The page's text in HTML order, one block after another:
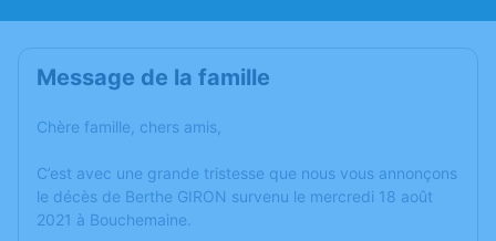
Message de la famille
Chère famille, chers amis,
C’est avec une grande tristesse que nous vous annonçons
le décès de Berthe GIRON survenu le mercredi 18 août
2021 à Bouchemaine.